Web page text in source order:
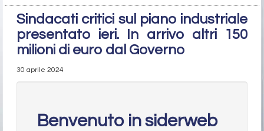
Sindacati critici sul piano industriale
presentato ieri. In arrivo altri 150
milioni di euro dal Governo
30 aprile 2024
Benvenuto in siderweb